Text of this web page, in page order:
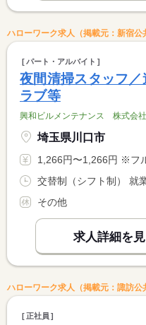
ハローワーク求人（掲載元：新宿公
パート・アルバイト
夜間清掃スタッフ
ラブ等
興和ビルメンテナンス 株式会社
埼玉県川口市
1,266円〜1,266円 ※フルタイム求人の場合は月
その他
求人詳細を
ハローワーク求人（掲載元：諏訪公
正社員